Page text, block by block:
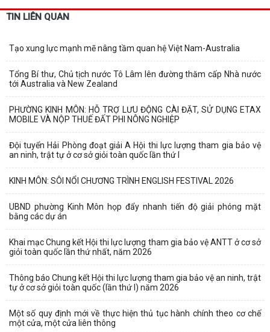
TIN LIÊN QUAN
Tạo xung lực mạnh mẽ nâng tầm quan hệ Việt Nam-Australia
Tổng Bí thư, Chủ tịch nước Tô Lâm lên đường thăm cấp Nhà nước
tới Australia và New Zealand
PHƯỜNG KINH MÔN: HỖ TRỢ LƯU ĐỘNG CÀI ĐẶT, SỬ DỤNG ETAX
MOBILE VÀ NỘP THUẾ ĐẤT PHI NÔNG NGHIỆP
Đội tuyển Hải Phòng đoạt giải A Hội thi lực lượng tham gia bảo vệ
an ninh, trật tự ở cơ sở giỏi toàn quốc lần thứ I
KINH MÔN: SÔI NỔI CHƯƠNG TRÌNH ENGLISH FESTIVAL 2026
UBND phường Kinh Môn họp đẩy nhanh tiến độ giải phóng mặt
bằng các dự án
Khai mạc Chung kết Hội thi lực lượng tham gia bảo vệ ANTT ở cơ sở
giỏi toàn quốc lần thứ nhất, năm 2026
Thông báo Chung kết Hội thi lực lượng tham gia bảo vệ an ninh, trật
tự ở cơ sở giỏi toàn quốc (lần thứ I) năm 2026
Một số quy định mới về thực hiện thủ tục hành chính theo cơ chế
một cửa, một cửa liên thông